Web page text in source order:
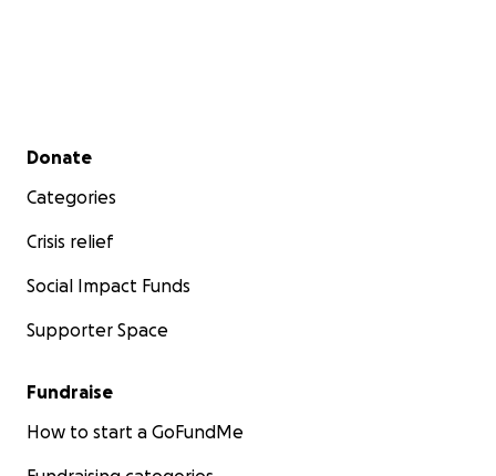
Secondary menu
Donate
Categories
Crisis relief
Social Impact Funds
Supporter Space
Fundraise
How to start a GoFundMe